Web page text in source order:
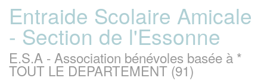
Entraide Scolaire Amicale
- Section de l'Essonne
E.S.A - Association bénévoles basée à *
TOUT LE DEPARTEMENT (91)